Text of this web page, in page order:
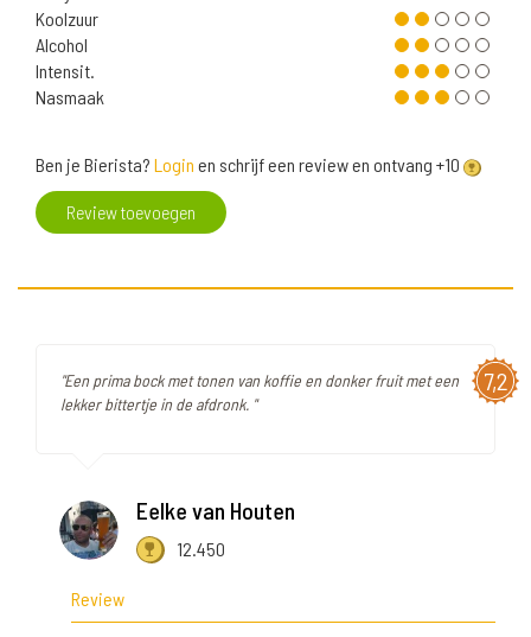
Koolzuur
Alcohol
Intensit.
Nasmaak
Ben je Bierista? Login en schrijf een review en ontvang +10
Review toevoegen
7,2
"Een prima bock met tonen van koffie en donker fruit met een
lekker bittertje in de afdronk. "
Eelke van Houten
12.450
Review